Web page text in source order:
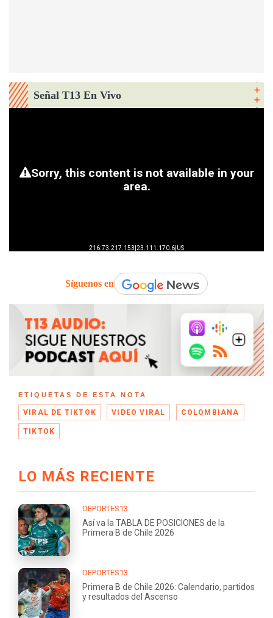
Señal T13 En Vivo
Síguenos en
ETIQUETAS DE ESTA NOTA
VIRAL DE TIKTOK VIDEO VIRAL COLOMBIANA
TIKTOK
LO MÁS RECIENTE
DEPORTES13
Así va la TABLA DE POSICIONES de la
Primera B de Chile 2026
DEPORTES13
Primera B de Chile 2026: Calendario, partidos
y resultados del Ascenso